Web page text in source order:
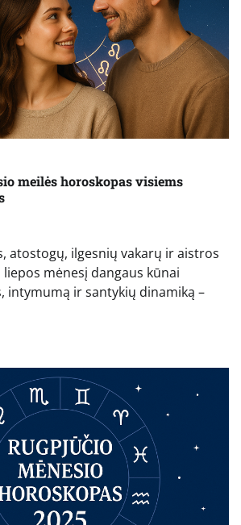
meilės horoskopas visiems
atostogų, ilgesnių vakarų ir aistros
mėnesį dangaus kūnai
intymumą ir santykių dinamiką –